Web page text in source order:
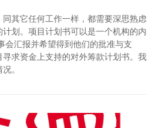
其它任何工作一样，都需要深思熟虑
划。项目计划书可以是一个机构的内
会汇报并希望得到他们的批准与支
求资金上支持的对外筹款计划书。我
。